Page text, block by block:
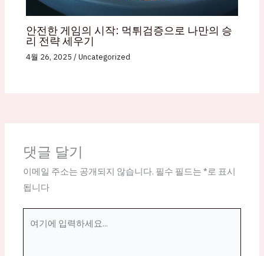
안전한 게임의 시작: 먹튀검증으로 나만의 승
리 전략 세우기
4월 26, 2025/Uncategorized
댓글 달기
이메일 주소는 공개되지 않습니다. 필수 필드는*로 표시
됩니다